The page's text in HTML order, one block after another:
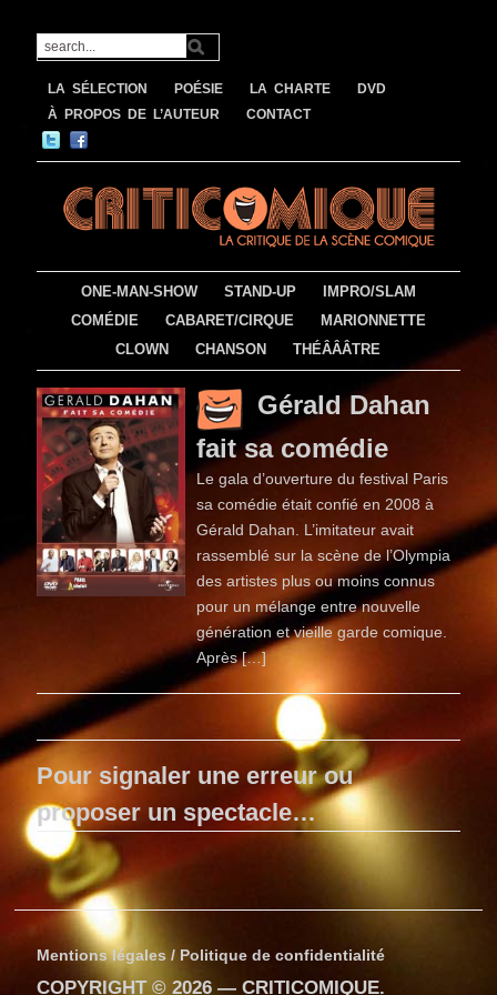
LA SÉLECTION POÉSIE LA CHARTE
DVD
À PROPOS DE L’AUTEUR
CONTACT
ONE-MAN-SHOW STAND-UP
IMPRO/SLAM
COMÉDIE
CABARET/CIRQUE
MARIONNETTE
CLOWN
CHANSON THÉÂÂÂTRE
Gérald Dahan
fait sa comédie
Le gala d’ouverture du festival Paris
sa comédie était confié en 2008 à
Gérald Dahan. L’imitateur avait
rassemblé sur la scène de l’Olympia
des artistes plus ou moins connus
pour un mélange entre nouvelle
génération et vieille garde comique.
Après […]
Pour signaler une erreur ou
proposer un spectacle…
Mentions légales / Politique de confidentialité
COPYRIGHT © 2026 —CRITICOMIQUE.